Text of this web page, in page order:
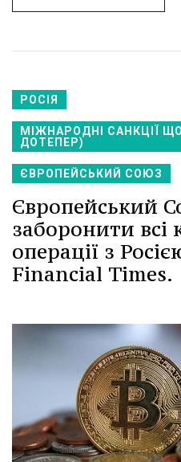
РОСІЯ
МІЖНАРОДНІ САНКЦІЇ
ДОТЕПЕР)
ЄВРОПЕЙСЬКИЙ СОЮЗ
Європейський
заборонити всі
операції з
Financial Times.